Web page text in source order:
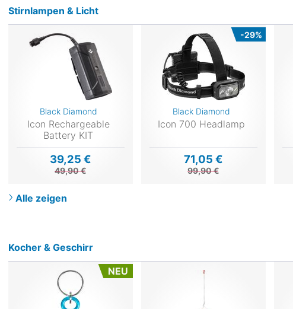
Stirnlampen & Licht
Black Diamond
Icon Rechargeable
Battery KIT
39,25 €
49,90 €
-29%
Black Diamond
Icon 700 Headlamp
71,05 €
99,90 €
Alle zeigen
Kocher & Geschirr
NEU